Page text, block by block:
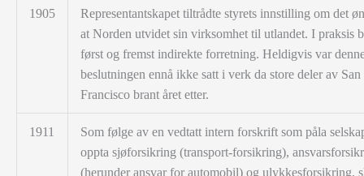
1905
Representantskapet tiltrådte styrets innstilling om det
at Norden utvidet sin virksomhet til utlandet. I praksis
først og fremst indirekte forretning. Heldigvis var
beslutningen ennå ikke satt i verk da store deler av San
Francisco brant året etter.
1911
Som følge av en vedtatt intern forskrift som påla
oppta sjøforsikring (transport-forsikring),
(herunder ansvar for automobil) og ulykkesforsikring,